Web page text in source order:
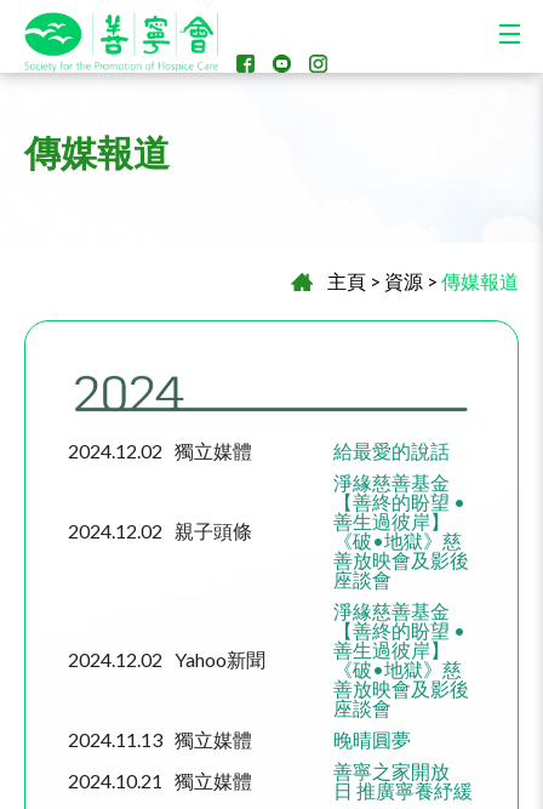
傳媒報道
主頁 > 資源 > 傳媒報道
2024.12.02 獨立媒體 給最愛的說話
2024.12.02 親子頭條
淨緣慈善基金
【善終的盼望 •
善生過彼岸】
《破•地獄》慈
善放映會及影後
座談會
2024.12.02 Yahoo新聞
淨緣慈善基金
【善終的盼望 •
善生過彼岸】
《破•地獄》慈
善放映會及影後
座談會
2024.11.13 獨立媒體
晚晴圓夢
2024.10.21
獨立媒體
善寧之家開放
日 推廣寧養紓緩